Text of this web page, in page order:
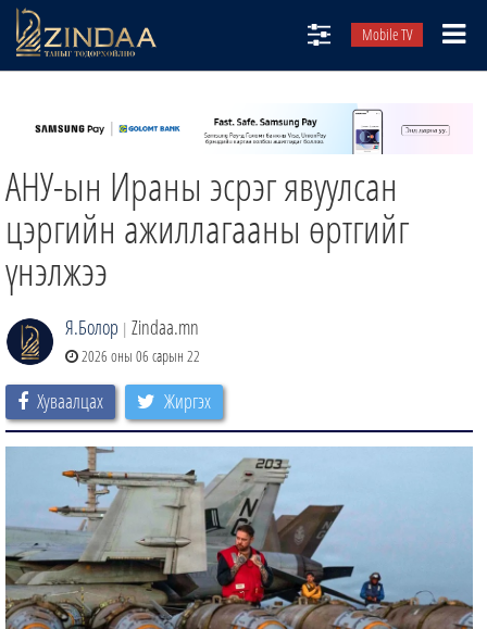
Mobile TV
ТВ8
ӨГЛӨӨНИЙ СОНИН
АУДИО ЗОХИОЛ
ЗИНДАА СЭТГҮҮЛ
АНУ-ын Ираны эсрэг явуулсан
цэргийн ажиллагааны өртгийг
үнэлжээ
Я.Болор | Zindaa.mn
2026 оны 06 сарын 22
Хуваалцах Жиргэх